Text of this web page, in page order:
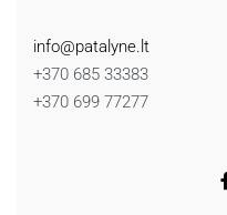
info@patalyne.lt
+370 685 33383
+370 699 77277